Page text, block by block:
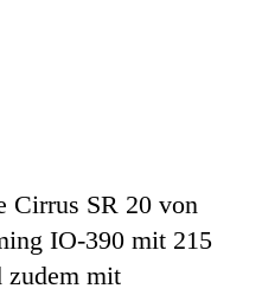
Cirrus SR 20 von
IO-390 mit 215
zudem mit